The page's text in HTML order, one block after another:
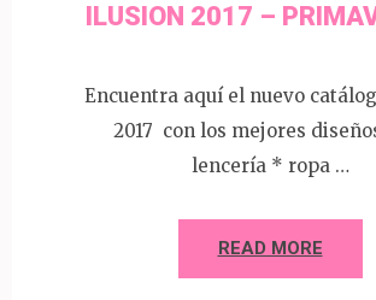
ILUSION 2017 –
Encuentra aquí el nuevo
2017 con los mejores
lencería * ropa …
READ MORE